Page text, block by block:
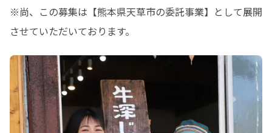
※尚、この募集は【熊本県天草市の委託事業】として展開
させていただいております。